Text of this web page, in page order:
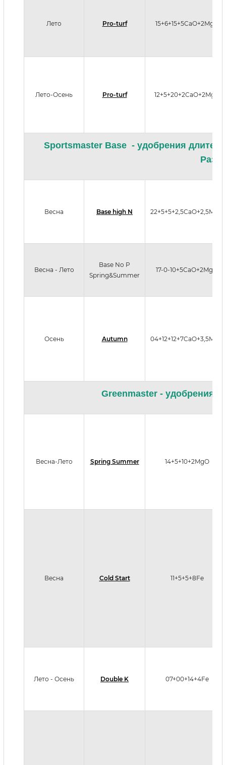
Лето Pro-turf 15+6+15+5CaO+2MgO
Лето-Осень Pro-turf 12+5+20+2CaO+2MgO
Sportsmaster Base - удобрения
Весна Base high N 22+5+5+2,5CaO+2,5MgO
Весна - Лето
Base No P
Spring&Summer
17-0-10+5СаО+2MgO
Осень Autumn 04+12+12+7CaO+3,5MgO
Greenmaster - удобрения
Весна-Лето Spring Summer 14+5+10+2MgO
Весна Cold Start 11+5+5+8Fe
Лето - Осень Double K 07+00+14+4Fe